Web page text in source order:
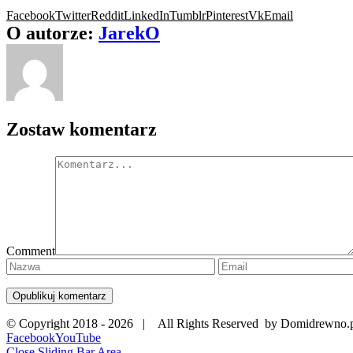
FacebookTwitterRedditLinkedInTumblrPinterestVkEmail
O autorze: JarekO
Zostaw komentarz
Comment
© Copyright 2018 - 2026 | All Rights Reserved by
FacebookYouTube